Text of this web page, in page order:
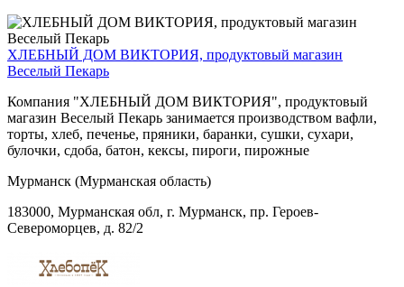
ХЛЕБНЫЙ ДОМ ВИКТОРИЯ, продуктовый магазин
Веселый Пекарь
Компания "ХЛЕБНЫЙ ДОМ ВИКТОРИЯ", продуктовый
магазин Веселый Пекарь занимается производством вафли,
торты, хлеб, печенье, пряники, баранки, сушки, сухари,
булочки, сдоба, батон, кексы, пироги, пирожные
Мурманск (Мурманская область)
183000, Мурманская обл, г. Мурманск, пр. Героев-
Североморцев, д. 82/2